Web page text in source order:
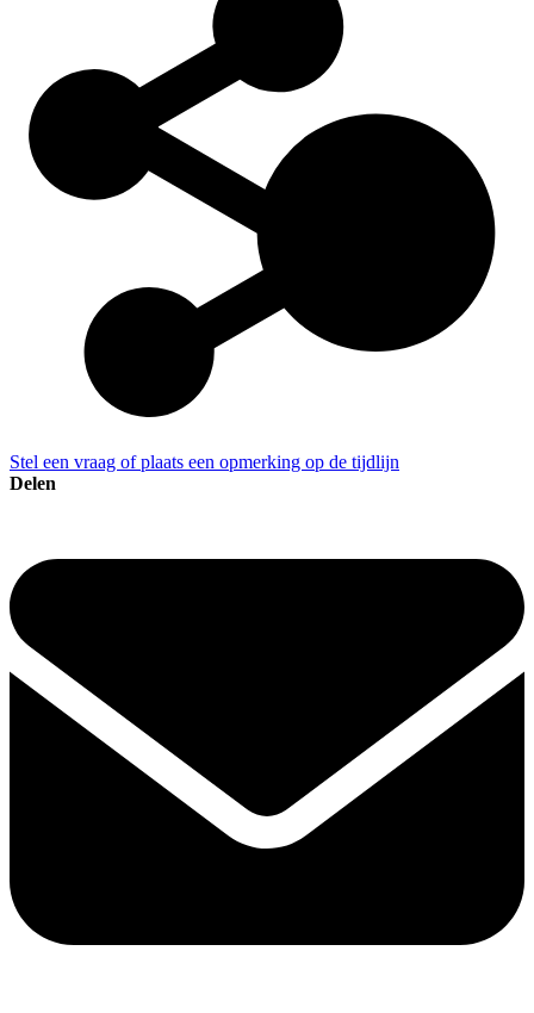
Stel een vraag of plaats een opmerking op de tijdlijn
Delen